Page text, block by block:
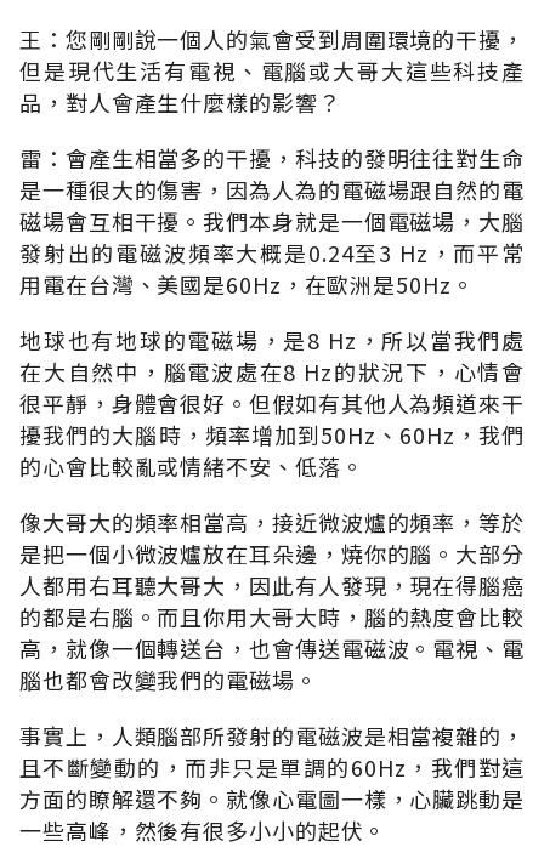
王：您剛剛說一個人的氣會受到周圍環境的干擾，
但是現代生活有電視、電腦或大哥大這些科技產
品，對人會產生什麼樣的影響？
雷：會產生相當多的干擾，科技的發明往往對生命
是一種很大的傷害，因為人為的電磁場跟自然的電
磁場會互相干擾。我們本身就是一個電磁場，大腦
發射出的電磁波頻率大概是0.24至3 Hz，而平常
用電在台灣、美國是60Hz，在歐洲是50Hz。
地球也有地球的電磁場，是8 Hz，所以當我們處
在大自然中，腦電波處在8 Hz的狀況下，心情會
很平靜，身體會很好。但假如有其他人為頻道來干
擾我們的大腦時，頻率增加到50Hz、60Hz，我們
的心會比較亂或情緒不安、低落。
像大哥大的頻率相當高，接近微波爐的頻率，等於
是把一個小微波爐放在耳朵邊，燒你的腦。大部分
人都用右耳聽大哥大，因此有人發現，現在得腦癌
的都是右腦。而且你用大哥大時，腦的熱度會比較
高，就像一個轉送台，也會傳送電磁波。電視、電
腦也都會改變我們的電磁場。
事實上，人類腦部所發射的電磁波是相當複雜的，
且不斷變動的，而非只是單調的60Hz，我們對這
方面的瞭解還不夠。就像心電圖一樣，心臟跳動是
一些高峰，然後有很多小小的起伏。